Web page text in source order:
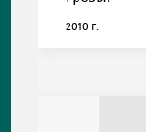
2010 г.